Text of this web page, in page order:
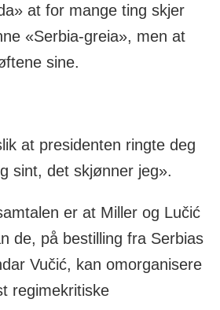
at for mange ting skjer
«Serbia-greia», men at
sine.
at presidenten ringte deg
sint, det skjønner jeg».
er at Miller og Lučić
de, på bestilling fra Serbias
Vučić, kan omorganisere
regimekritiske